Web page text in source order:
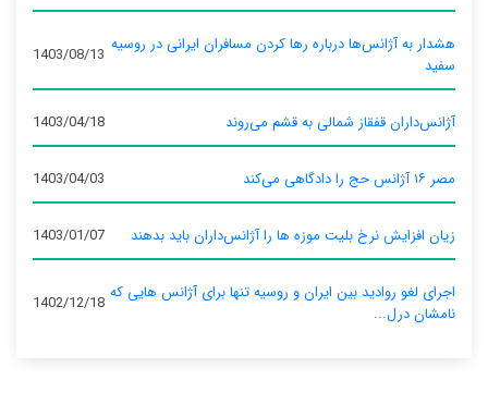
هشدار به آژانس‌ها درباره رها کردن مسافران ایرانی در روسیه
سفید
1403/08/13
آژانس‌داران قفقاز شمالی به قشم می‌روند 1403/04/18
مصر ۱۶ آژانس حج را دادگاهی می‌کند 1403/04/03
زیان افزایش نرخ بلیت موزه ها را آژانس‌داران باید بدهند 1403/01/07
اجرای لغو روادید بین ایران و روسیه تنها برای آژانس‌ هایی که
نامشان درل...
1402/12/18